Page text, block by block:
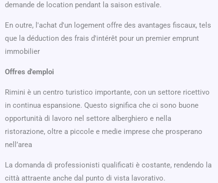
demande de location pendant la saison estivale.
En outre, l'achat d'un logement offre des avantages fiscaux, tels
que la déduction des frais d'intérêt pour un premier emprunt
immobilier
Offres d'emploi
Rimini è un centro turistico importante, con un settore ricettivo
in continua espansione. Questo significa che ci sono buone
opportunità di lavoro nel settore alberghiero e nella
ristorazione, oltre a piccole e medie imprese che prosperano
nell’area
La domanda di professionisti qualificati è costante, rendendo la
città attraente anche dal punto di vista lavorativo.